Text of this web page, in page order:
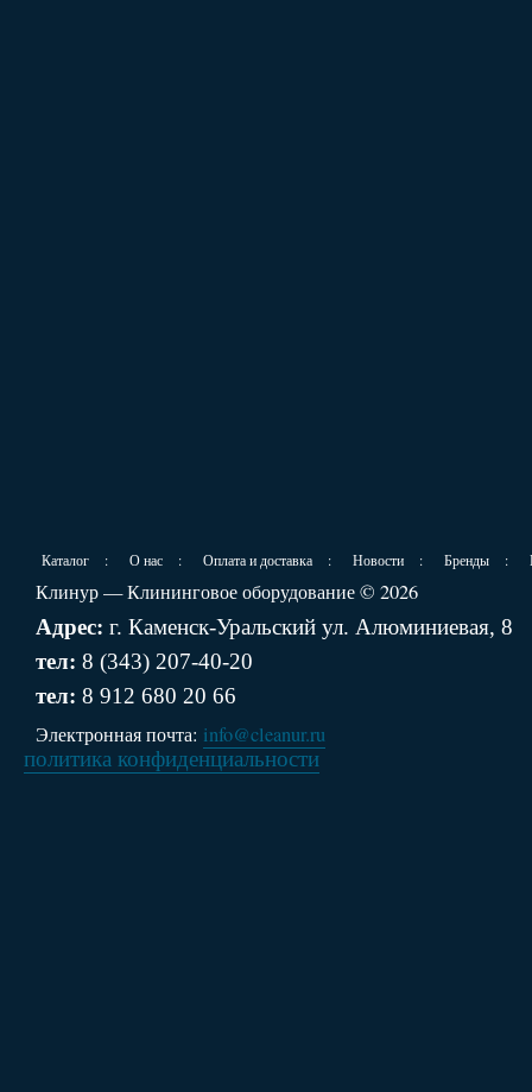
Каталог : О нас : Оплата и доставка : Новости : Бренды :
Клинур — Клининговое оборудование © 2026
Адрес: г. Каменск-Уральский ул. Алюминиевая, 8
тел: 8 (343) 207-40-20
тел: 8 912 680 20 66
Электронная почта: info@cleanur.ru
политика конфиденциальности